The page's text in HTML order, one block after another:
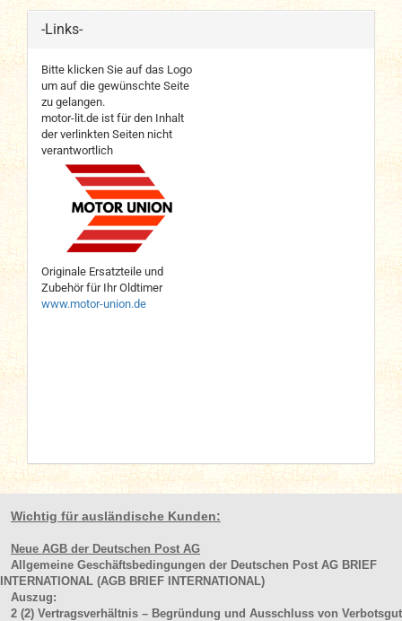
-Links-
Bitte klicken Sie auf das Logo
um auf die gewünschte Seite
zu gelangen.
motor-lit.de ist für den Inhalt
der verlinkten Seiten nicht
verantwortlich
Originale Ersatzteile und
Zubehör für Ihr Oldtimer
www.motor-union.de
Wichtig für ausländische Kunden:
Neue AGB der Deutschen Post AG
Allgemeine Geschäftsbedingungen der Deutschen Post AG BRIEF
INTERNATIONAL (AGB BRIEF INTERNATIONAL)
Auszug:
2 (2) Vertragsverhältnis – Begründung und Ausschluss von Verbotsgut